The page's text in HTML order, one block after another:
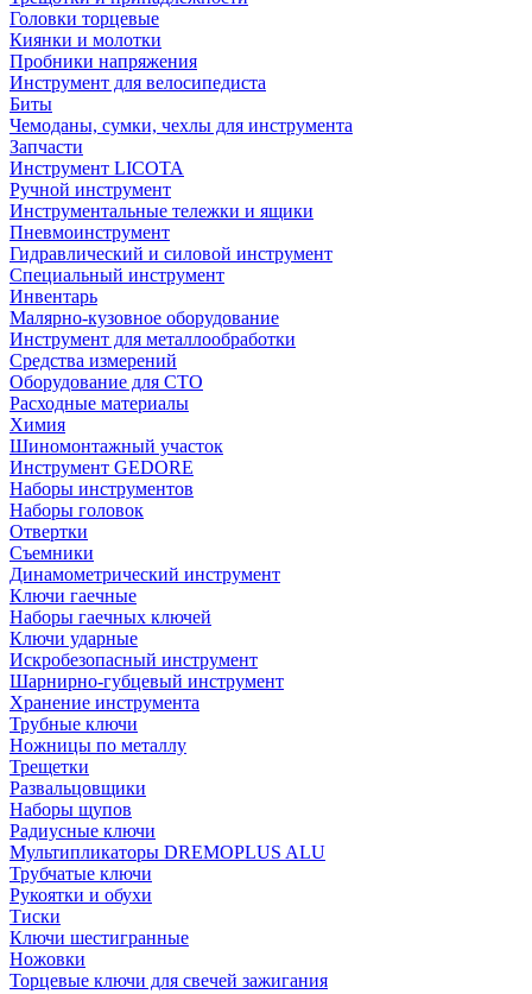
Головки торцевые
Киянки и молотки
Пробники напряжения
Инструмент для велосипедиста
Биты
Чемоданы, сумки, чехлы для инструмента
Запчасти
Инструмент LICOTA
Ручной инструмент
Инструментальные тележки и ящики
Пневмоинструмент
Гидравлический и силовой инструмент
Специальный инструмент
Инвентарь
Малярно-кузовное оборудование
Инструмент для металлообработки
Средства измерений
Оборудование для СТО
Расходные материалы
Химия
Шиномонтажный участок
Инструмент GEDORE
Наборы инструментов
Наборы головок
Отвертки
Съемники
Динамометрический инструмент
Ключи гаечные
Наборы гаечных ключей
Ключи ударные
Искробезопасный инструмент
Шарнирно-губцевый инструмент
Хранение инструмента
Трубные ключи
Ножницы по металлу
Трещетки
Развальцовщики
Наборы щупов
Радиусные ключи
Мультипликаторы DREMOPLUS ALU
Трубчатые ключи
Рукоятки и обухи
Тиски
Ключи шестигранные
Ножовки
Торцевые ключи для свечей зажигания